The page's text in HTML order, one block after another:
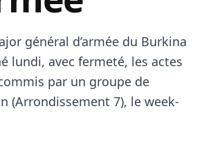
général d’armée du Burkina
lundi, avec fermeté, les actes
par un groupe de
(Arrondissement 7), le week-